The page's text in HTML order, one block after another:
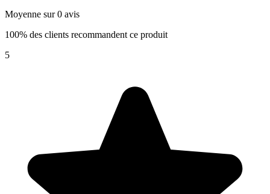
Moyenne sur 0 avis
100% des clients recommandent ce produit
5